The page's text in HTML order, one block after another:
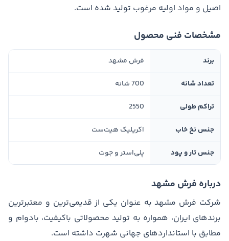
اصیل و مواد اولیه مرغوب تولید شده است.
مشخصات فنی محصول
برند فرش مشهد
تعداد شانه 700 شانه
تراکم طولی 2550
جنس نخ خاب اکریلیک هیت‌ست
جنس تار و پود پلی‌استر و جوت
درباره فرش مشهد
شرکت فرش مشهد به عنوان یکی از قدیمی‌ترین و معتبرترین
برندهای ایران، همواره به تولید محصولاتی باکیفیت، بادوام و
مطابق با استانداردهای جهانی شهرت داشته است.